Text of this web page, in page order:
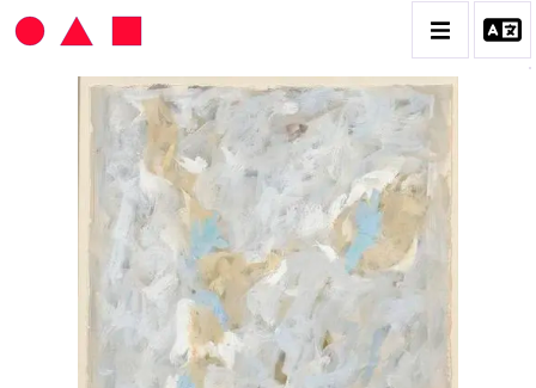
HANS SEILER
BIOGRAPHIE
CATALOGUE DES OEUVRES
VOL. 1 : LES PEINTURES